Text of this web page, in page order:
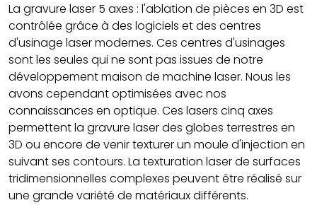
La gravure laser 5 axes : l'ablation de pièces en 3D est
contrôlée grâce à des logiciels et des centres
d'usinage laser modernes. Ces centres d'usinages
sont les seules qui ne sont pas issues de notre
développement maison de machine laser. Nous les
avons cependant optimisées avec nos
connaissances en optique. Ces lasers cinq axes
permettent la gravure laser des globes terrestres en
3D ou encore de venir texturer un moule d'injection en
suivant ses contours. La texturation laser de surfaces
tridimensionnelles complexes peuvent être réalisé sur
une grande variété de matériaux différents.